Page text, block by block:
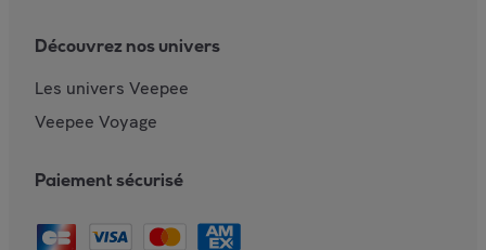
Découvrez nos univers
Les univers Veepee
Veepee Voyage
Paiement sécurisé